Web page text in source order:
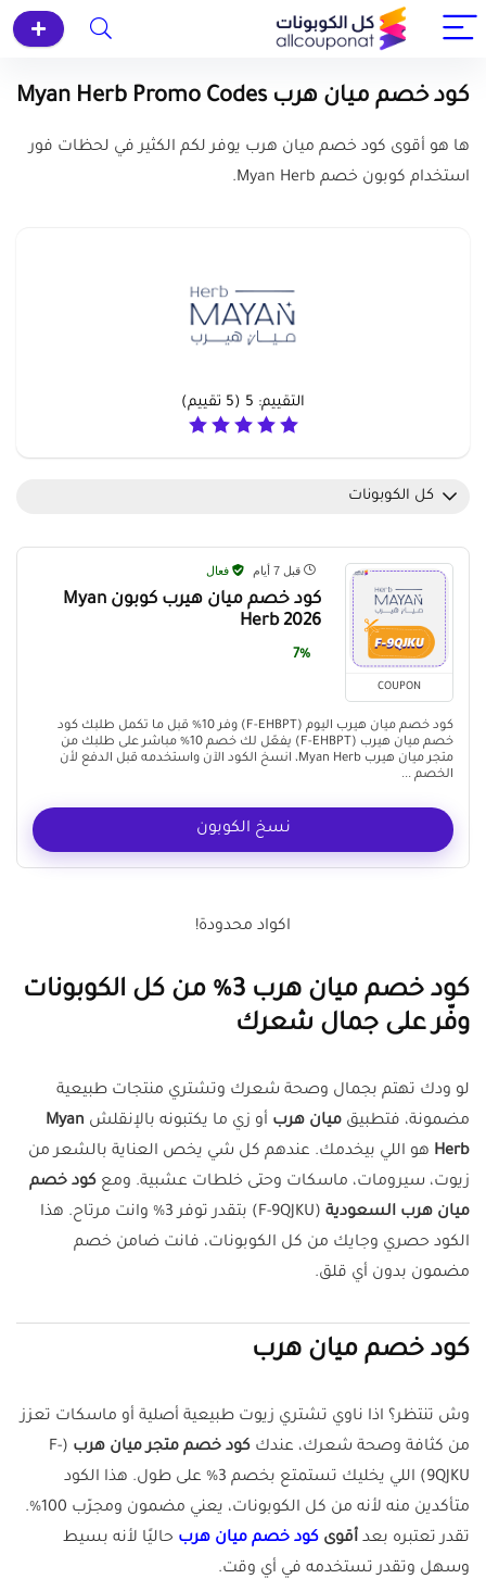
كود خصم ميان هرب Myan Herb Promo Codes
ها هو أقوى كود خصم ميان هرب يوفر لكم الكثير في لحظات فور
استخدام كوبون خصم Myan Herb.
التقييم: 5
(
5 تقييم)
كل الكوبونات
COUPON
قبل 7 أيام فعال
كود خصم ميان هيرب كوبون Myan
Herb 2026
7%
كود خصم ميان هيرب اليوم (F-EHBPT) وفر 10% قبل ما تكمل طلبك كود
خصم ميان هيرب (F-EHBPT) يفعّل لك خصم 10% مباشر على طلبك من
متجر ميان هيرب Myan Herb، انسخ الكود الآن واستخدمه قبل الدفع لأن
الخصم ...
نسخ الكوبون
اكواد محدودة!
كود خصم ميان هرب 3% من كل الكوبونات
وفّر على جمال شعرك
لو ودك تهتم بجمال وصحة شعرك وتشتري منتجات طبيعية
مضمونة، فتطبيق ميان هرب أو زي ما يكتبونه بالإنقلش Myan
Herb هو اللي بيخدمك. عندهم كل شي يخص العناية بالشعر من
زيوت، سيرومات، ماسكات وحتى خلطات عشبية. ومع كود خصم
ميان هرب السعودية
(F-9QJKU) بتقدر توفر 3% وانت مرتاح. هذا
الكود حصري وجايك من كل الكوبونات، فانت ضامن خصم
مضمون بدون أي قلق.
كود خصم ميان هرب
وش تنتظر؟ اذا ناوي تشتري زيوت طبيعية أصلية أو ماسكات تعزز
من كثافة وصحة شعرك، عندك كود خصم متجر ميان هرب
(F-
9QJKU) اللي يخليك تستمتع بخصم 3% على طول. هذا الكود
متأكدين منه لأنه من كل الكوبونات، يعني مضمون ومجرّب 100%.
تقدر تعتبره بعد أقوى كود خصم ميان هرب حاليًا لأنه بسيط
وسهل وتقدر تستخدمه في أي وقت.